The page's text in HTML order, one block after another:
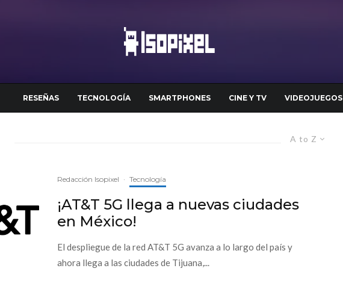
RESEÑAS TECNOLOGÍA SMARTPHONES CINE Y TV VIDEOJUEGOS
A to Z
Redacción Isopixel · Tecnología
¡AT&T 5G llega a nuevas ciudades
en México!
El despliegue de la red AT&T 5G avanza a lo largo del país y
ahora llega a las ciudades de Tijuana,...